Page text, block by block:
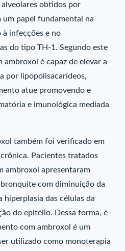
obtidos por
um papel fundamental na
à infecções e no
do tipo TH-1. Segundo este
é capaz de elevar a
por lipopolisacarídeos,
atue promovendo e
e imunológica mediada
também foi verificado em
Pacientes tratados
ambroxol apresentaram
com diminuição da
hiperplasia das células da
do epitélio. Dessa forma, é
com ambroxol é um
utilizado como monoterapia